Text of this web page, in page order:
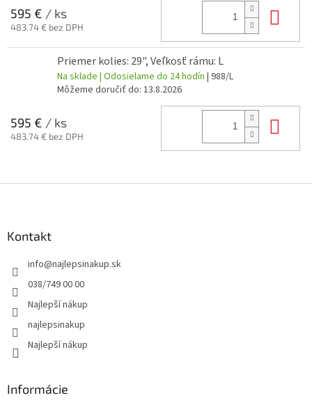
595 € / ks
483.74 € bez DPH
Priemer kolies: 29", Veľkosť rámu: L
Na sklade | Odosielame do 24 hodín | 988/L
Môžeme doručiť do: 13.8.2026
595 € / ks
483.74 € bez DPH
Kontakt
info@najlepsinakup.sk
038/749 00 00
Najlepší nákup
najlepsinakup
Najlepší nákup
Informácie